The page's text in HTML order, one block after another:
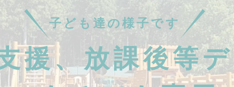
子ども達の様子です
援、放課後等